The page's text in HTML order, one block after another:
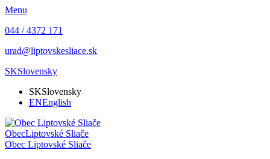
Menu
044 / 4372 171
urad@liptovskesliace.sk
SKSlovensky
SKSlovensky
ENEnglish
ObecLiptovské Sliače
Obec Liptovské Sliače